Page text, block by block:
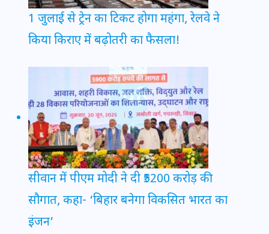
1 जुलाई से ट्रेन का टिकट होगा महंगा, रेलवे ने
किया किराए में बढ़ोतरी का फैसला!
सीवान में पीएम मोदी ने दी ₹5200 करोड़ की
सौगात, कहा- ‘बिहार बनेगा विकसित भारत का
इंजन’